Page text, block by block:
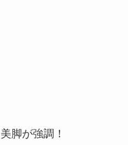
脚が強調！